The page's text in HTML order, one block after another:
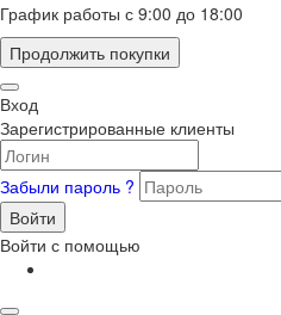
График работы с 9:00 до 18:00
Продолжить покупки
Вход
Зарегистрированные клиенты
Забыли пароль ?
Войти
Войти с помощью